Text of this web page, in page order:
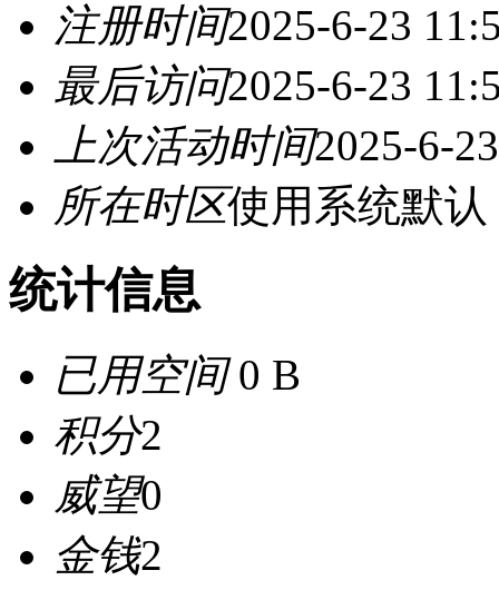
注册时间2025-6-23
最后访问2025-6-23
上次活动时间2025-6-
所在时区使用系统默认
统计信息
已用空间0 B
积分2
威望0
金钱2